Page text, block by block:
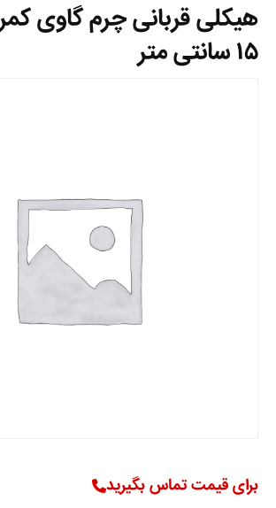
هیکلی قربانی چرم گاوی
۱۵ سانتی متر
برای قیمت تماس بگیرید